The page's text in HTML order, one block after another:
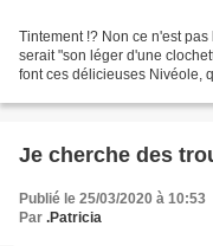
Tintement !? Non ce n'est
serait "son léger d'une
font ces délicieuses Nivéole,
Je cherche des
Publié le 25/03/2020 à 10:53
Par .Patricia